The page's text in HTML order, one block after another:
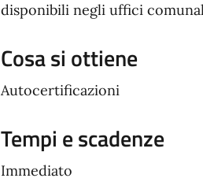
disponibili negli uffici
Cosa si ottiene
Autocertificazioni
Tempi e scadenze
Immediato